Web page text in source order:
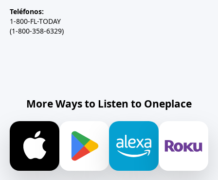
Teléfonos:
1-800-FL-TODAY
(1-800-358-6329)
More Ways to Listen to Oneplace